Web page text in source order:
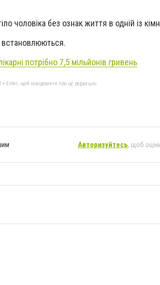
чоловіка без ознак життя в одній із
потрібно 7,5 мільйонів гривень
+ Enter, щоб повідомити про це редакцію
Авторизуйтесь, щоб